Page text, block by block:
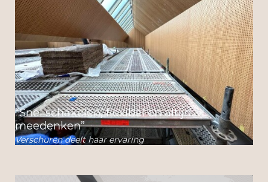
“Snel schakelen, flexibel en altijd
meedenken”
Verschuren deelt haar ervaring